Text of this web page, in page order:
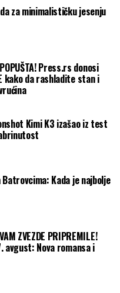
za minimalističku jesenju
Press.rs donosi
kako da rashladite stan i
Kimi K3 izašao iz test
Kada je najbolje
ZVEZDE PRIPREMILE!
avgust: Nova romansa i